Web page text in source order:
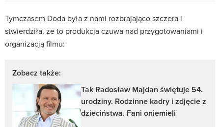
Tymczasem Doda była z nami rozbrajająco szczera i
stwierdziła, że to produkcja czuwa nad przygotowaniami i
organizacją filmu:
Zobacz także:
Tak Radosław Majdan świętuje 54.
urodziny. Rodzinne kadry i zdjęcie z
dzieciństwa. Fani oniemieli